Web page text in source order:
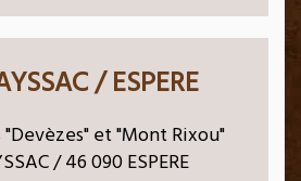
/ ESPERE
et "Mont Rixou"
/ 46 090 ESPERE